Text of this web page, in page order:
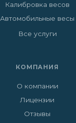
Калибровка весов
Автомобильные весы
Все услуги
КОМПАНИЯ
О компании
Лицензии
Отзывы